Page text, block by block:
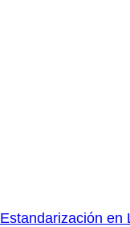
Estandarización en